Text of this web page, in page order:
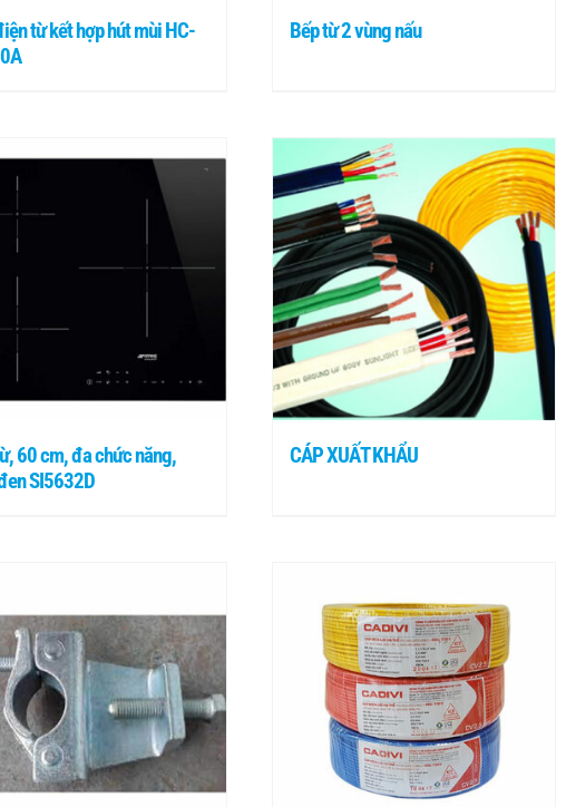
từ kết hợp hút mùi HC-
Bếp từ 2 vùng nấu
60 cm, đa chức năng,
SI5632D
CÁP XUẤT KHẨU